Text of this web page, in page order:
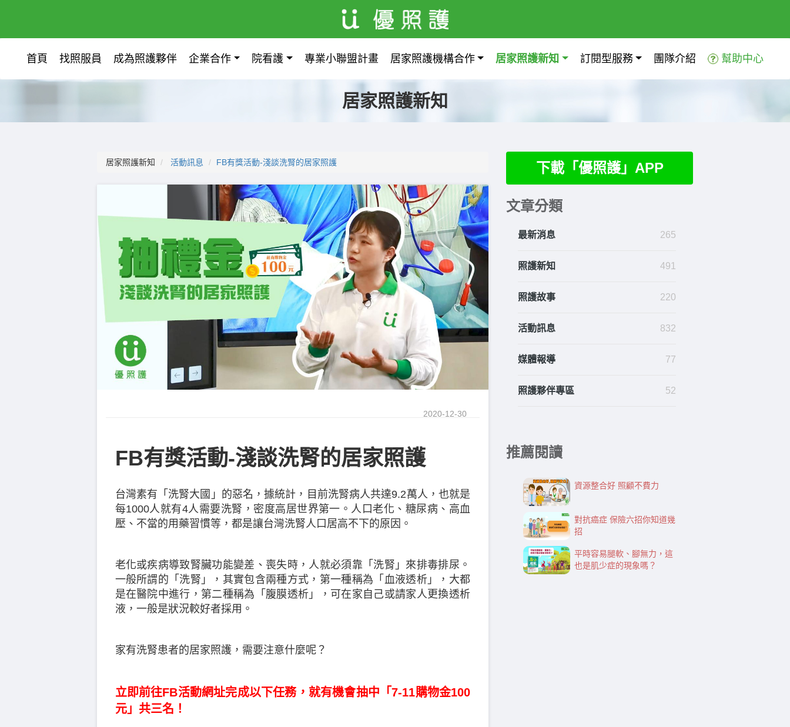
首頁 找照服員 成為照護夥伴 企業合作 院看護 專業小聯盟計畫 居家照護機構合作 居家照護新知 訂閱型服務 團隊介紹 幫助中心
居家照護新知
居家照護新知 活動訊息 FB有獎活動-淺談洗腎的居家照護
2020-12-30
FB有獎活動-淺談洗腎的居家照護
台灣素有「洗腎大國」的惡名，據統計，目前洗腎病人共達9.2萬人，也就是
每1000人就有4人需要洗腎，密度高居世界第一。人口老化、糖尿病、高血
壓、不當的用藥習慣等，都是讓台灣洗腎人口居高不下的原因。
老化或疾病導致腎臟功能變差、喪失時，人就必須靠「洗腎」來排毒排尿。
一般所謂的「洗腎」，其實包含兩種方式，第一種稱為「血液透析」，大都
是在醫院中進行，第二種稱為「腹膜透析」，可在家自己或請家人更換透析
液，一般是狀況較好者採用。
家有洗腎患者的居家照護，需要注意什麼呢？
立即前往FB活動網址完成以下任務，就有機會抽中「7-11購物金100
元」共三名！
下載「優照護」APP
文章分類
最新消息 265
照護新知 491
照護故事 220
活動訊息 832
媒體報導 77
照護夥伴專區 52
推薦閱讀
資源整合好 照顧不費力
對抗癌症 保險六招你知道幾
招
平時容易腿軟、腳無力，這
也是肌少症的現象嗎？